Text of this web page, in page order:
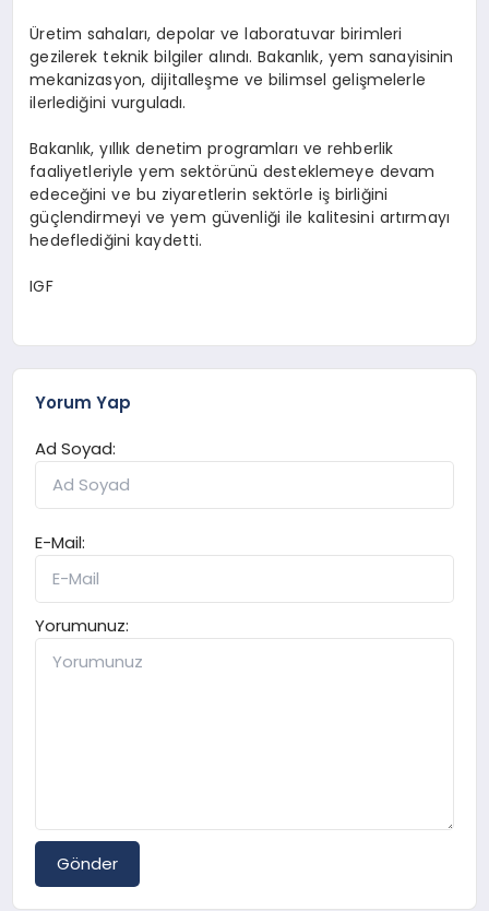
Üretim sahaları, depolar ve laboratuvar birimleri
gezilerek teknik bilgiler alındı. Bakanlık, yem sanayisinin
mekanizasyon, dijitalleşme ve bilimsel gelişmelerle
ilerlediğini vurguladı.
Bakanlık, yıllık denetim programları ve rehberlik
faaliyetleriyle yem sektörünü desteklemeye devam
edeceğini ve bu ziyaretlerin sektörle iş birliğini
güçlendirmeyi ve yem güvenliği ile kalitesini artırmayı
hedeflediğini kaydetti.
IGF
Yorum Yap
Ad Soyad:
E-Mail:
Yorumunuz:
Gönder